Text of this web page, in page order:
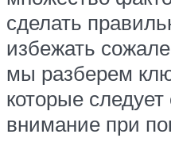
сделать
избежать
мы разберем
которые следует
внимание при